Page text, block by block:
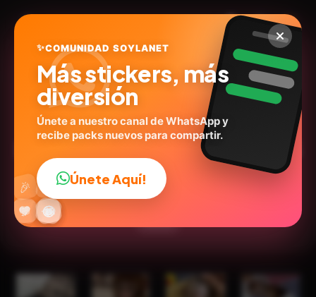
Reacciones de monitos #3
@morrrrgan ID:
15stickers 🙉Animales
😎
😂
🔥
💬
❤️ ✨
🤩
😜
🎉 👍
✨COMUNIDAD SOYLANET
Más stickers, más
diversión
Únete a nuestro canal de WhatsApp y
recibe packs nuevos para compartir.
Únete Aquí!